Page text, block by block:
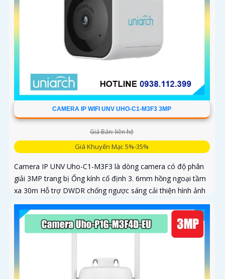
CAMERA IP WIFI UNV UHO-C1-M3F3 3MP
Giá Bán: liên hệ
Giá Khuyến Mại: 5%-35%
Camera IP UNV Uho-C1-M3F3 là dòng camera có độ phân
giải 3MP trang bị Ống kính cố định 3. 6mm hồng ngoại tầm
xa 30m Hỗ trợ DWDR chống ngược sáng cải thiện hình ảnh